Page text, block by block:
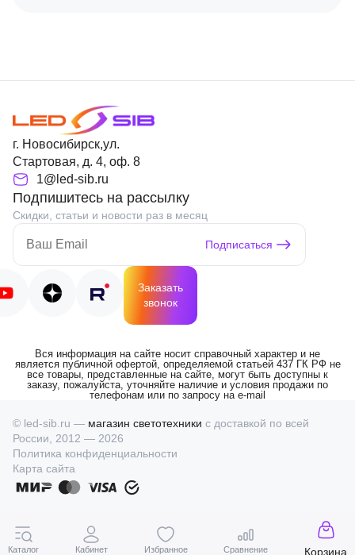
г. Новосибирск,ул.
Стартовая, д. 4, оф. 8
1@led-sib.ru
Подпишитесь на рассылку
Скидки, статьи и новости раз в месяц
Подписаться
Заказать
звонок
Вся информация на сайте носит справочный характер и не
является публичной офертой, определяемой статьей 437 ГК РФ не
все товары, представленные на сайте, могут быть доступны к
заказу, пожалуйста, уточняйте наличие и условия продажи по
телефонам или по запросу на e-mail
© led-sib.ru — магазин светотехники с доставкой по всей
России, 2012 — 2026
Политика конфиденциальности
Карта сайта
Каталог Кабинет Избранное Сравнение Корзина